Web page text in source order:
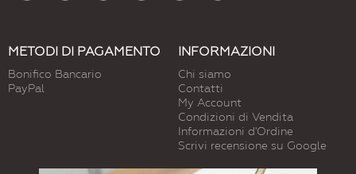
METODI DI PAGAMENTO
Bonifico Bancario
PayPal
INFORMAZIONI
Chi siamo
Contatti
My Account
Condizioni di Vendita
Informazioni d'Ordine
Scrivi recensione su Google